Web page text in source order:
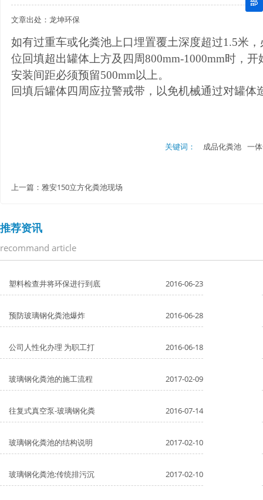
关于重庆玻璃钢化粪池的这些基础知识你都记住了吗？
四川玻璃钢化粪池选购时应该如何进行挑选？
在安装绵阳玻璃钢化粪池时可能遇到这些难题
文章出处：龙坤环保
如有过重车或化粪池上口埋置覆土深度超过1.5米，
位回填超出罐体上方及四周800mm-1000mm时，开
安装间距必须预留500mm以上。
回填后罐体四周应拉警戒带，以免机械通过对罐体
关键词： 成品化粪池 一
上一篇： 雅安150立方化粪池现场
推荐资讯
recommand article
塑料检查井将环保进行到底 2016-06-23
预防玻璃钢化粪池爆炸 2016-06-28
公司人性化办理 为职工打 2016-06-18
玻璃钢化粪池的施工流程 2017-02-09
往复式真空泵-玻璃钢化粪 2016-07-14
玻璃钢化粪池的结构说明 2017-02-10
玻璃钢化粪池:传统排污沉 2017-02-10